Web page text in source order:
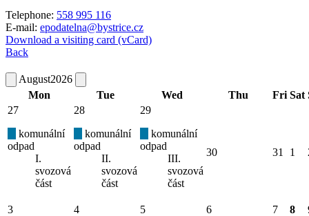
Telephone: 558 995 116
E-mail: epodatelna@bystrice.cz
Download a visiting card (vCard)
Back
August2026
Mon
Tue Wed Thu Fri Sat
27
komunální
odpad
I.
svozová
část
28
komunální
odpad
II.
svozová
část
29
komunální
odpad
III.
svozová
část
30 31 1
3 4 5 6 7 8